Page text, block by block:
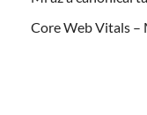
Core Web Vitals –